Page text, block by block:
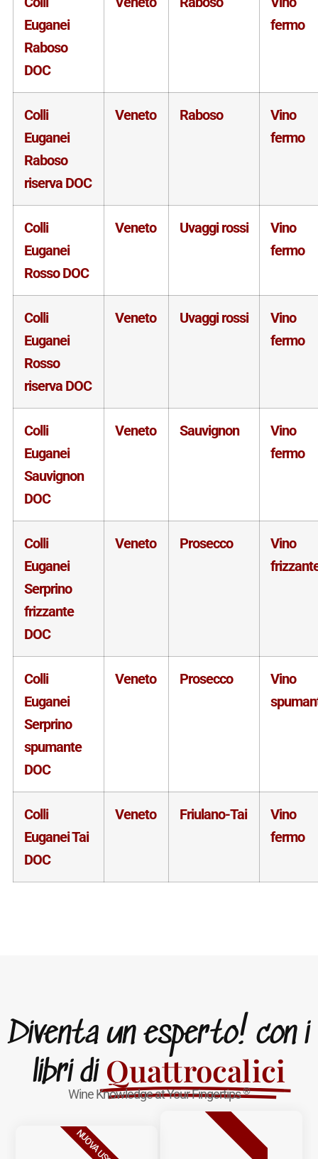
Euganei
Raboso
DOC
fermo
Colli
Euganei
Raboso
riserva DOC
Veneto Raboso
Vino
fermo
Colli
Euganei
Rosso DOC
Veneto Uvaggi rossi
Vino
fermo
Colli
Euganei
Rosso
riserva DOC
Veneto Uvaggi rossi
Vino
fermo
Colli
Euganei
Sauvignon
DOC
Veneto Sauvignon
Vino
fermo
Colli
Euganei
Serprino
frizzante
DOC
Veneto Prosecco
Vino
Colli
Euganei
Serprino
spumante
DOC
Veneto Prosecco
Vino
Colli
Euganei Tai
DOC
Veneto Friulano-Tai
Vino
fermo
Diventa un esperto! con i
libri di Quattrocalici
Wine Knowledge at Your Fingertips®
BESTSELLER